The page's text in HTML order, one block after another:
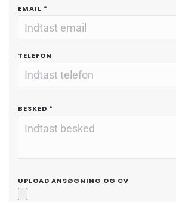
EMAIL *
TELEFON
BESKED *
UPLOAD ANSØGNING OG CV